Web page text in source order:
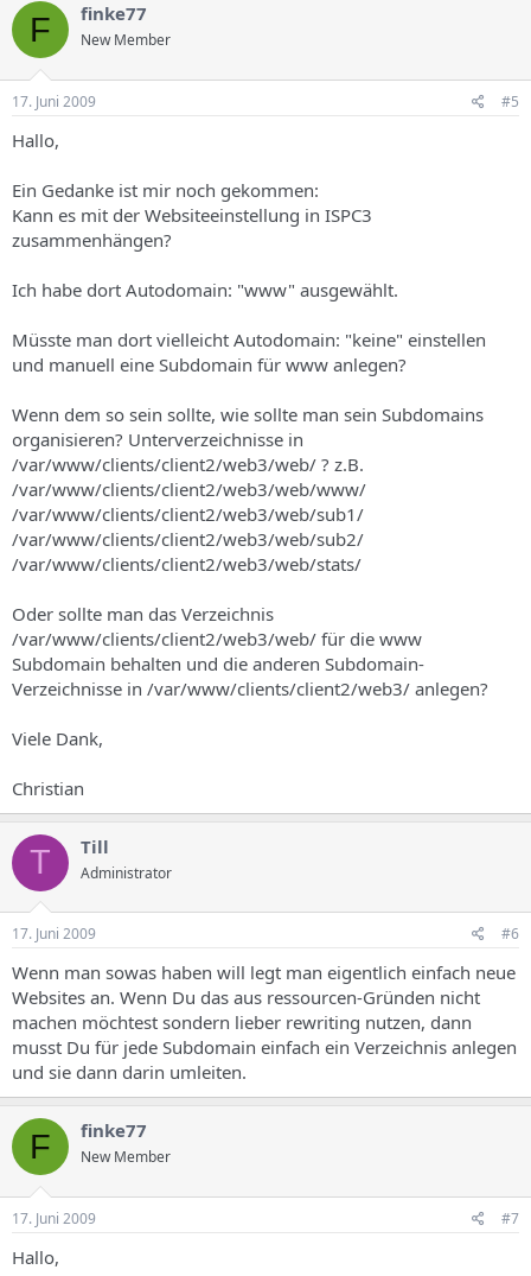
F finke77
New Member
17. Juni 2009 #5
Hallo,
Ein Gedanke ist mir noch gekommen:
Kann es mit der Websiteeinstellung in ISPC3
zusammenhängen?
Ich habe dort Autodomain: "www" ausgewählt.
Müsste man dort vielleicht Autodomain: "keine" einstellen
und manuell eine Subdomain für www anlegen?
Wenn dem so sein sollte, wie sollte man sein Subdomains
organisieren? Unterverzeichnisse in
/var/www/clients/client2/web3/web/ ? z.B.
/var/www/clients/client2/web3/web/www/
/var/www/clients/client2/web3/web/sub1/
/var/www/clients/client2/web3/web/sub2/
/var/www/clients/client2/web3/web/stats/
Oder sollte man das Verzeichnis
/var/www/clients/client2/web3/web/ für die www
Subdomain behalten und die anderen Subdomain-
Verzeichnisse in /var/www/clients/client2/web3/ anlegen?
Viele Dank,
Christian
T Till
Administrator
17. Juni 2009 #6
Wenn man sowas haben will legt man eigentlich einfach neue
Websites an. Wenn Du das aus ressourcen-Gründen nicht
machen möchtest sondern lieber rewriting nutzen, dann
musst Du für jede Subdomain einfach ein Verzeichnis anlegen
und sie dann darin umleiten.
F finke77
New Member
17. Juni 2009 #7
Hallo,